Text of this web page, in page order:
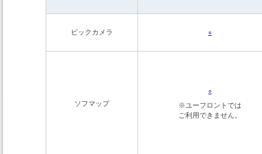
ビックカメラ ○
ソフマップ
○
※ユーフロントでは
ご利用できません。